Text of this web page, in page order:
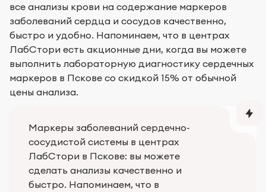
все анализы крови на содержание маркеров
заболеваний сердца и сосудов качественно,
быстро и удобно. Напоминаем, что в центрах
ЛабСтори есть акционные дни, когда вы можете
выполнить лабораторную диагностику сердечных
маркеров в Пскове со скидкой 15% от обычной
цены анализа.
Маркеры заболеваний сердечно-
сосудистой системы в центрах
ЛабСтори в Пскове: вы можете
сделать анализы качественно и
быстро. Напоминаем, что в